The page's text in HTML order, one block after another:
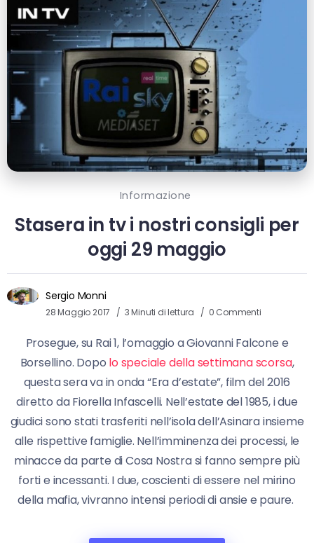
Informazione
Stasera in tv i nostri consigli per
oggi 29 maggio
Sergio Monni
28 Maggio 2017 3 Minuti di lettura 0 Commenti
Prosegue, su Rai 1, l’omaggio a Giovanni Falcone e
Borsellino. Dopo lo speciale della settimana scorsa,
questa sera va in onda “Era d’estate”, film del 2016
diretto da Fiorella Infascelli. Nell’estate del 1985, i due
giudici sono stati trasferiti nell’isola dell’Asinara insieme
alle rispettive famiglie. Nell’imminenza dei processi, le
minacce da parte di Cosa Nostra si fanno sempre più
forti e incessanti. I due, coscienti di essere nel mirino
della mafia, vivranno intensi periodi di ansie e paure.